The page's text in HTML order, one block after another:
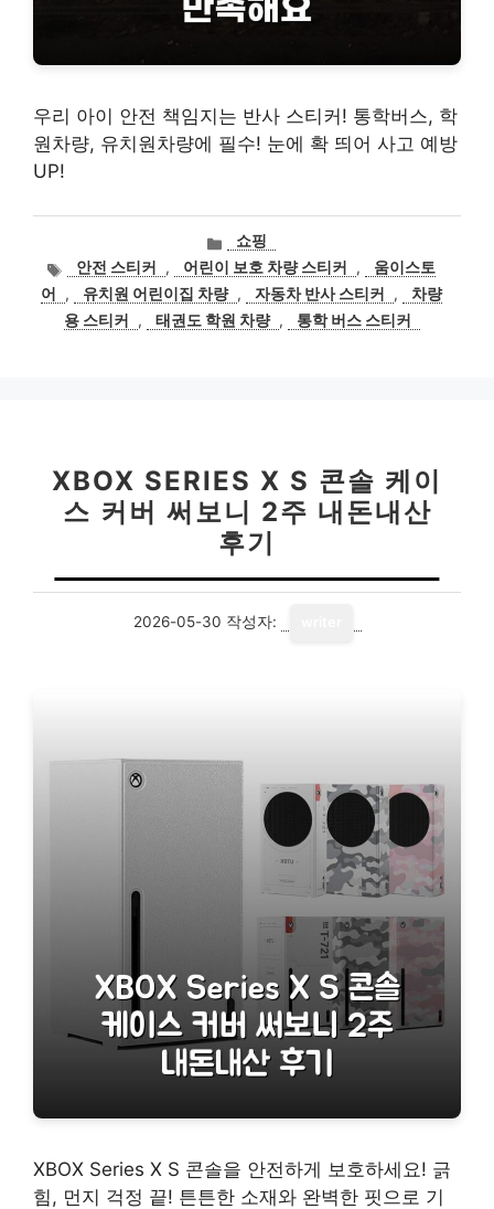
우리 아이 안전 책임지는 반사 스티커! 통학버스, 학
원차량, 유치원차량에 필수! 눈에 확 띄어 사고 예방
UP!
카
테
고
리
쇼핑
태안전 스티커 , 어린이 보호 차량 스티커 ,
움이스토
어
, 유치원 어린이집 차량 , 자동차 반사 스티커 ,
차량
용 스티커
, 태권도 학원 차량 , 통학 버스 스티커
XBOX SERIES X S 콘솔 케이
스 커버 써보니 2주 내돈내산
후기
2026-05-30 작성자:
XBOX Series X S 콘솔을 안전하게 보호하세요! 긁
힘, 먼지 걱정 끝! 튼튼한 소재와 완벽한 핏으로 기